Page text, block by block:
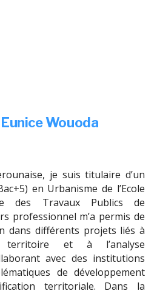
Eunice Wouoda
je suis titulaire d’un
en Urbanisme de l’Ecole
des Travaux Publics de
professionnel m’a permis de
dans différents projets liés à
territoire et à l’analyse
avec des institutions
de développement
territoriale. Dans la